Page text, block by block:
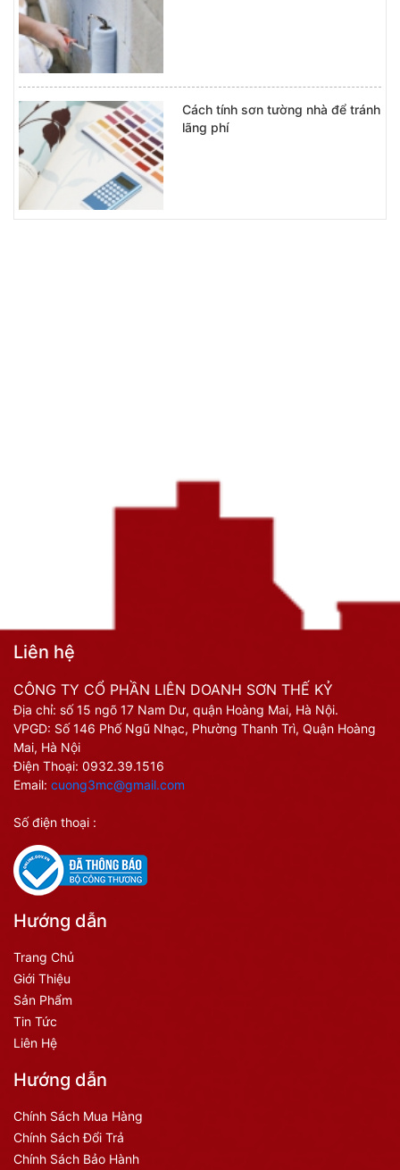
Cách tính sơn tường nhà để tránh
lãng phí
Liên hệ
CÔNG TY CỔ PHẦN LIÊN DOANH SƠN THẾ KỶ
Địa chỉ: số 15 ngõ 17 Nam Dư, quận Hoàng Mai, Hà Nội.
VPGD: Số 146 Phố Ngũ Nhạc, Phường Thanh Trì, Quận Hoàng
Mai, Hà Nội
Điện Thoại: 0932.39.1516
Email: cuong3mc@gmail.com
Số điện thoại :
Hướng dẫn
Trang Chủ
Giới Thiệu
Sản Phẩm
Tin Tức
Liên Hệ
Hướng dẫn
Chính Sách Mua Hàng
Chính Sách Đổi Trả
Chính Sách Bảo Hành